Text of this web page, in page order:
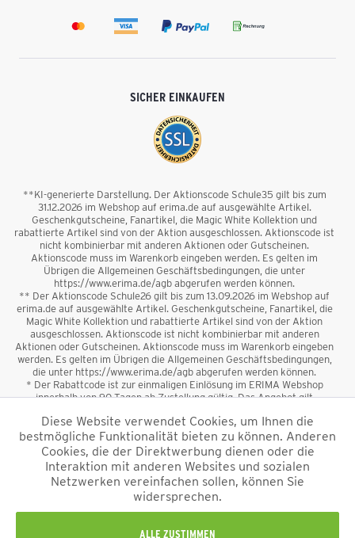
SICHER EINKAUFEN
**KI-generierte Darstellung. Der Aktionscode Schule35 gilt bis zum
31.12.2026 im Webshop auf erima.de auf ausgewählte Artikel.
Geschenkgutscheine, Fanartikel, die Magic White Kollektion und
rabattierte Artikel sind von der Aktion ausgeschlossen. Aktionscode ist
nicht kombinierbar mit anderen Aktionen oder Gutscheinen.
Aktionscode muss im Warenkorb eingeben werden. Es gelten im
Übrigen die Allgemeinen Geschäftsbedingungen, die unter
https://www.erima.de/agb abgerufen werden können.
** Der Aktionscode Schule26 gilt bis zum 13.09.2026 im Webshop auf
erima.de auf ausgewählte Artikel. Geschenkgutscheine, Fanartikel, die
Magic White Kollektion und rabattierte Artikel sind von der Aktion
ausgeschlossen. Aktionscode ist nicht kombinierbar mit anderen
Aktionen oder Gutscheinen. Aktionscode muss im Warenkorb eingeben
werden. Es gelten im Übrigen die Allgemeinen Geschäftsbedingungen,
die unter https://www.erima.de/agb abgerufen werden können.
* Der Rabattcode ist zur einmaligen Einlösung im ERIMA Webshop
innerhalb von 90 Tagen ab Zustellung gültig. Das Angebot gilt
sowie Geschenkgutscheine sind vom Rabatt ausgeschlossen. Der
Rabattcode ist nicht mit anderen Aktionen oder Gutscheinen
kombinierbar. Der Mindestbestellwert beträgt 50 €
*Alle Preise verstehen sich inkl. Mehrwertsteuer und zzgl.
und ggf. Nachnahmegebühren, wenn nicht anders
beschrieben.
Diese Website verwendet Cookies, um Ihnen die
bestmögliche Funktionalität bieten zu können. Anderen
Cookies, die der Direktwerbung dienen oder die
Interaktion mit anderen Websites und sozialen
Netzwerken vereinfachen sollen, können Sie
widersprechen.